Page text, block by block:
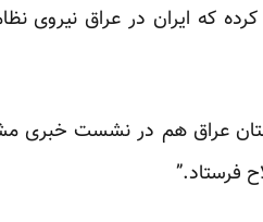
که ایران در عراق نیروی
عراق هم در نشست خبری
فرستاد.”